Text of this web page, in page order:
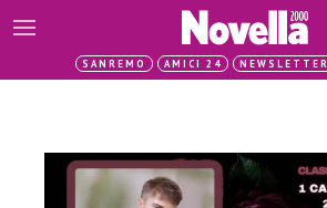
SANREMO AMICI 24 NEWSLETTER